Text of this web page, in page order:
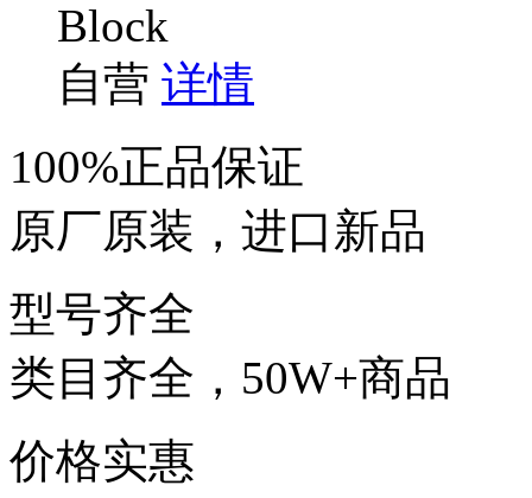
Block
自营 详情
100%正品保证
原厂原装，进口新品
型号齐全
类目齐全，50W+商品
价格实惠